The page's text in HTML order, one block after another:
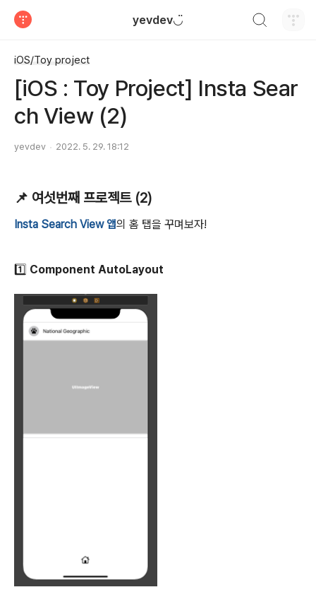
yevdev◡̈
iOS/Toy project
[iOS : Toy Project] Insta Sear
ch View (2)
yevdev 2022. 5. 29. 18:12
📌 여섯번째 프로젝트 (2)
Insta Search View 앱의 홈 탭을 꾸며보자!
1️⃣ Component AutoLayout